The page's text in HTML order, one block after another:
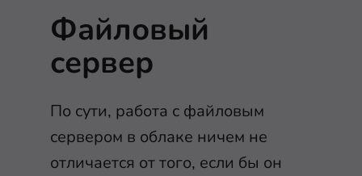
Файловый
сервер
По сути, работа с файловым
сервером в облаке ничем не
отличается от того, если бы он